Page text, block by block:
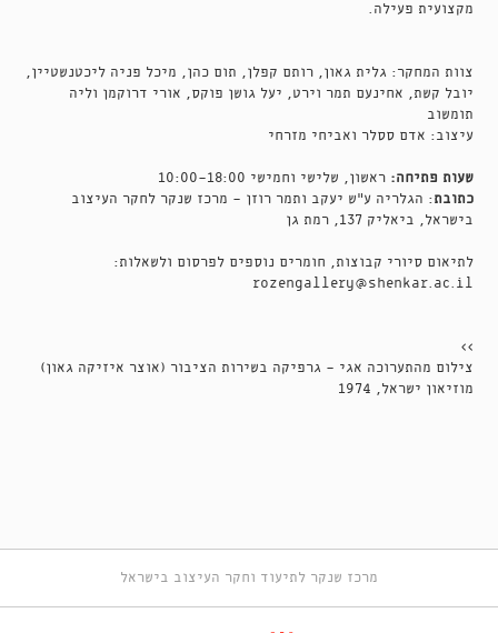
מקצועית פעילה.
צוות המחקר: גלית גאון, רותם קפלן, תום כהן, מיכל פניה ליכטנשטיין,
יובל קשת, אחינעם תמר וירט, יעל גושן פוקס, אורי דרוקמן וליה
תומשוב
עיצוב: אדם ססלר ואביחי מזרחי
שעות פתיחה:ראשון, שלישי וחמישי 10:00-18:00
כתובת: הגלריה ע״ש יעקב ותמר רוזן - מרכז שנקר לחקר העיצוב
בישראל, ביאליק 137, רמת גן
לתיאום סיורי קבוצות, חומרים נוספים לפרסום ולשאלות:
rozengallery@shenkar.ac.il
>>
צילום מהתערוכה אגי - גרפיקה בשירות הציבור (אוצר איזיקה גאון)
מוזיאון ישראל, 1974
מרכז שנקר לתיעוד וחקר העיצוב בישראל